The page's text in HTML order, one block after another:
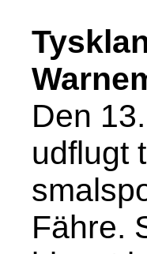
Den
udflugt
Fähre.